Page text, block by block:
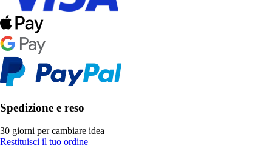
Spedizione e reso
30 giorni per cambiare idea
Restituisci il tuo ordine